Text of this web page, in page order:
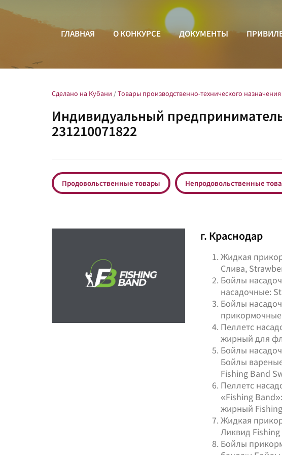
ГЛАВНАЯ О КОНКУРСЕ ДОКУМЕНТЫ
Сделано на Кубани /Товары производственно-технического назначения
Индивидуальный
231210071822
Продовольственные товары Непродовольственные
г. Краснодар
Жидкая
Слива,
Бойлы
насадочные:
Бойлы
Пеллетс
жирный для
Бойлы
Бойлы
Fishing Band
Пеллетс
«Fishing
жирный
Жидкая
Ликвид
Бойлы